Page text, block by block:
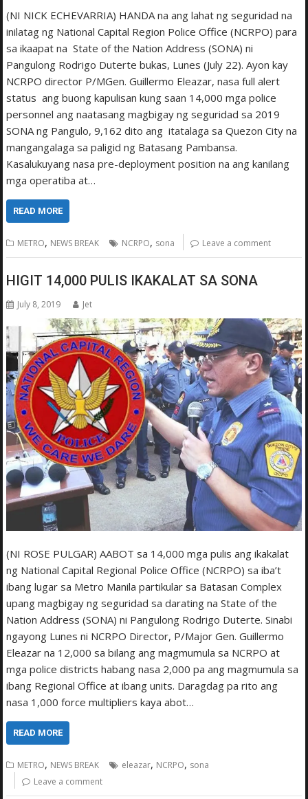
(NI NICK ECHEVARRIA) HANDA na ang lahat ng seguridad na
inilatag ng National Capital Region Police Office (NCRPO) para
sa ikaapat na State of the Nation Address (SONA) ni
Pangulong Rodrigo Duterte bukas, Lunes (July 22). Ayon kay
NCRPO director P/MGen. Guillermo Eleazar, nasa full alert
status ang buong kapulisan kung saan 14,000 mga police
personnel ang naatasang magbigay ng seguridad sa 2019
SONA ng Pangulo, 9,162 dito ang itatalaga sa Quezon City na
mangangalaga sa paligid ng Batasang Pambansa.
Kasalukuyang nasa pre-deployment position na ang kanilang
mga operatiba at…
READ MORE
METRO, NEWS BREAK NCRPO, sona Leave a comment
HIGIT 14,000 PULIS IKAKALAT SA SONA
July 8, 2019 Jet
(NI ROSE PULGAR) AABOT sa 14,000 mga pulis ang ikakalat
ng National Capital Regional Police Office (NCRPO) sa iba’t
ibang lugar sa Metro Manila partikular sa Batasan Complex
upang magbigay ng seguridad sa darating na State of the
Nation Address (SONA) ni Pangulong Rodrigo Duterte. Sinabi
ngayong Lunes ni NCRPO Director, P/Major Gen. Guillermo
Eleazar na 12,000 sa bilang ang magmumula sa NCRPO at
mga police districts habang nasa 2,000 pa ang magmumula sa
ibang Regional Office at ibang units. Daragdag pa rito ang
nasa 1,000 force multipliers kaya abot…
READ MORE
METRO, NEWS BREAK eleazar, NCRPO, sona
Leave a comment